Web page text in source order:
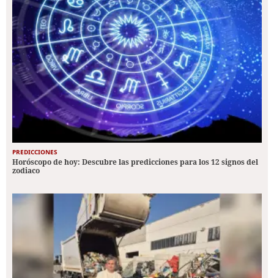
PREDICCIONES
Horóscopo de hoy: Descubre las predicciones para los 12 signos del
zodiaco